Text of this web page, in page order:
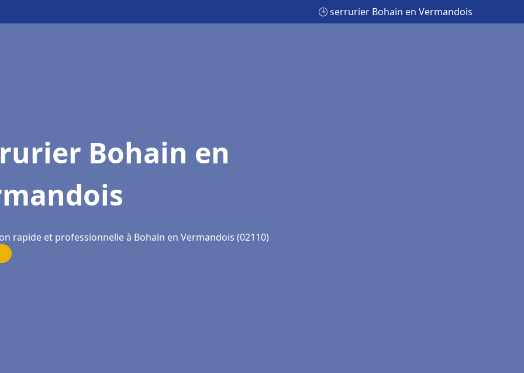
🕒 serrurier Bohain en Vermandois
Bohain en
rapide et professionnelle à Bohain en Vermandois (02110)